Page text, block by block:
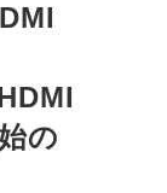
の